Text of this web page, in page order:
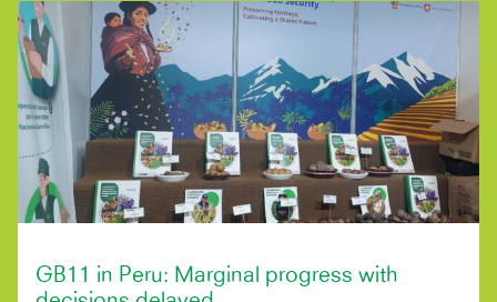
GB11 in Peru: Marginal progress with